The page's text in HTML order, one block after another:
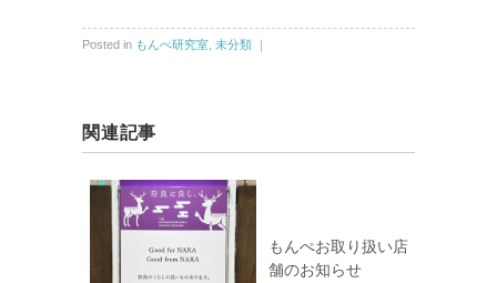
Posted in もんぺ研究室 未分類
関連記事
もんぺお取り扱い店
舗のお知らせ